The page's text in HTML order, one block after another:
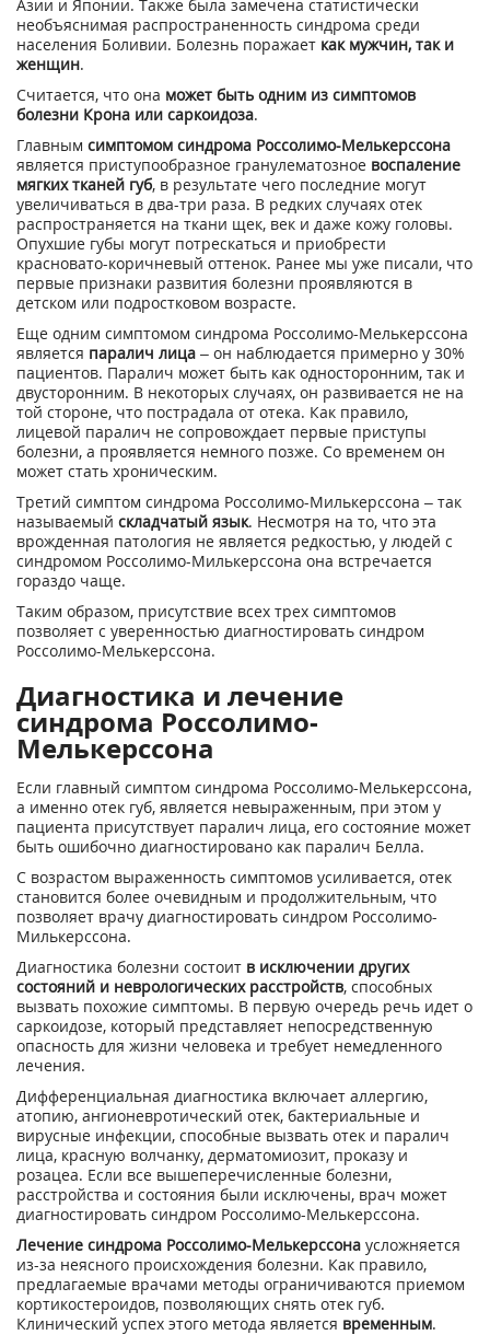
Азии и Японии. Также была замечена статистически
необъяснимая распространенность синдрома среди
населения Боливии. Болезнь поражает как мужчин, так и
женщин.
Считается, что она может быть одним из симптомов
болезни Крона или саркоидоза.
Главным симптомом синдрома Россолимо-Мелькерссона
является приступообразное гранулематозное воспаление
мягких тканей губ, в результате чего последние могут
увеличиваться в два-три раза. В редких случаях отек
распространяется на ткани щек, век и даже кожу головы.
Опухшие губы могут потрескаться и приобрести
красновато-коричневый оттенок. Ранее мы уже писали, что
первые признаки развития болезни проявляются в
детском или подростковом возрасте.
Еще одним симптомом синдрома Россолимо-Мелькерссона
является паралич лица – он наблюдается примерно у 30%
пациентов. Паралич может быть как односторонним, так и
двусторонним. В некоторых случаях, он развивается не на
той стороне, что пострадала от отека. Как правило,
лицевой паралич не сопровождает первые приступы
болезни, а проявляется немного позже. Со временем он
может стать хроническим.
Третий симптом синдрома Россолимо-Милькерссона – так
называемый складчатый язык. Несмотря на то, что эта
врожденная патология не является редкостью, у людей с
синдромом Россолимо-Милькерссона она встречается
гораздо чаще.
Таким образом, присутствие всех трех симптомов
позволяет с уверенностью диагностировать синдром
Россолимо-Мелькерссона.
Диагностика и лечение
синдрома Россолимо-
Мелькерссона
Если главный симптом синдрома Россолимо-Мелькерссона,
а именно отек губ, является невыраженным, при этом у
пациента присутствует паралич лица, его состояние может
быть ошибочно диагностировано как паралич Белла.
С возрастом выраженность симптомов усиливается, отек
становится более очевидным и продолжительным, что
позволяет врачу диагностировать синдром Россолимо-
Милькерссона.
Диагностика болезни состоит в исключении других
состояний и неврологических расстройств, способных
вызвать похожие симптомы. В первую очередь речь идет о
саркоидозе, который представляет непосредственную
опасность для жизни человека и требует немедленного
лечения.
Дифференциальная диагностика включает аллергию,
атопию, ангионевротический отек, бактериальные и
вирусные инфекции, способные вызвать отек и паралич
лица, красную волчанку, дерматомиозит, проказу и
розацеа. Если все вышеперечисленные болезни,
расстройства и состояния были исключены, врач может
диагностировать синдром Россолимо-Мелькерссона.
Лечение синдрома Россолимо-Мелькерссона усложняется
из-за неясного происхождения болезни. Как правило,
предлагаемые врачами методы ограничиваются приемом
кортикостероидов, позволяющих снять отек губ.
Клинический успех этого метода является временным.